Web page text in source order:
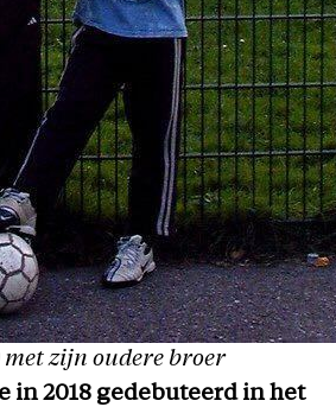
zijn oudere broer
in 2018 gedebuteerd in het